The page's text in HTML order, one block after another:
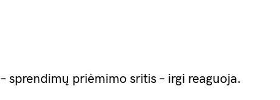
– sprendimų priėmimo sritis – irgi reaguoja.